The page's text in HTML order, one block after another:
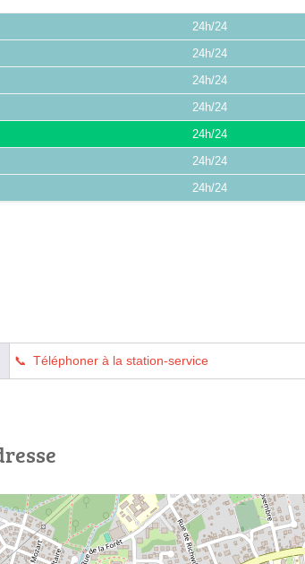
24h/24
24h/24
24h/24
24h/24
24h/24
24h/24
24h/24
Téléphoner à la station-service